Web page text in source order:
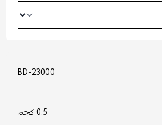
BD-23000
0.5 كجم